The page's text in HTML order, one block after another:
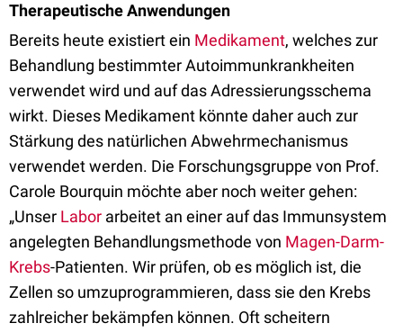
Therapeutische Anwendungen
Bereits heute existiert ein Medikament, welches zur
Behandlung bestimmter Autoimmunkrankheiten
verwendet wird und auf das Adressierungsschema
wirkt. Dieses Medikament könnte daher auch zur
Stärkung des natürlichen Abwehrmechanismus
verwendet werden. Die Forschungsgruppe von Prof.
Carole Bourquin möchte aber noch weiter gehen:
„Unser Labor arbeitet an einer auf das Immunsystem
angelegten Behandlungsmethode von Magen-Darm-
Krebs-Patienten. Wir prüfen, ob es möglich ist, die
Zellen so umzuprogrammieren, dass sie den Krebs
zahlreicher bekämpfen können. Oft scheitern